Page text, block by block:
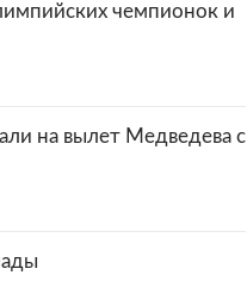
чемпионок и
на вылет Медведева с